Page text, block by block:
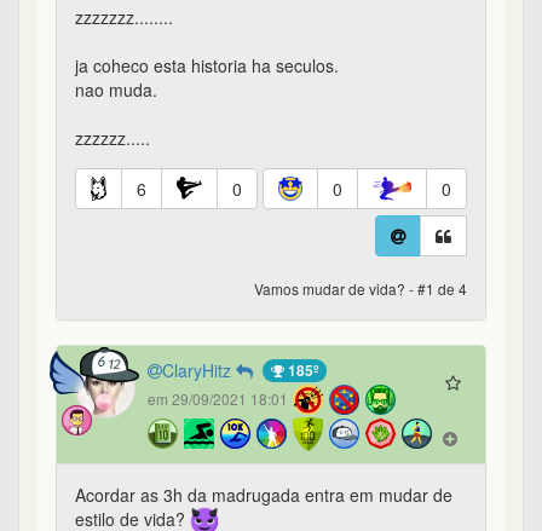
zzzzzzz........
ja coheco esta historia ha seculos.
nao muda.
zzzzzz.....
6 0 0 0
Vamos mudar de vida? - #1 de 4
ClaryHitz 185º
em 29/09/2021 18:01
Acordar as 3h da madrugada entra em mudar de
estilo de vida?